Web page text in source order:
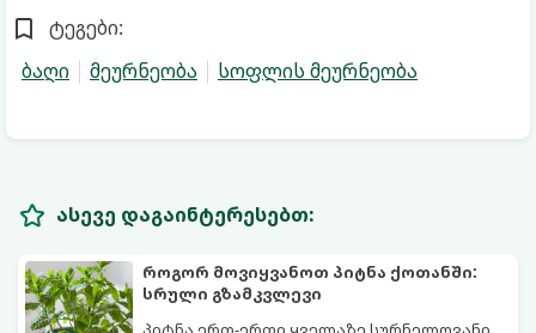
ტეგები:
ბაღი
მეურნეობა სოფლის მეურნეობა
ასევე დაგაინტერესებთ:
როგორ მოვიყვანოთ პიტნა ქოთანში:
სრული გზამკვლევი